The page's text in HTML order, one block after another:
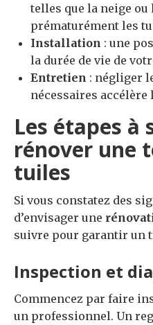
telles que la neige ou
prématurément les
Installation : une
la durée de vie de
Entretien : négliger
nécessaires
Les étapes à
rénover une
tuiles
Si vous constatez des
d’envisager une
suivre pour garantir un
Inspection et
Commencez par faire
un professionnel. Un